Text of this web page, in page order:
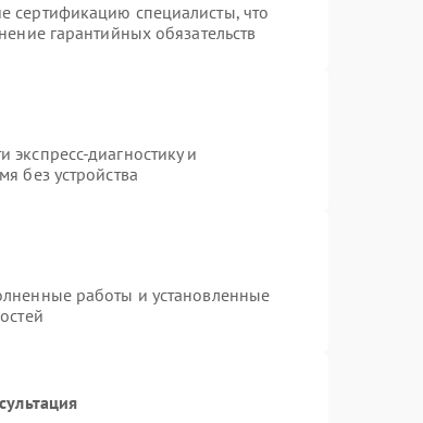
сертификацию специалисты, что
гарантийных обязательств
диагностику и
без устройства
работы и установленные